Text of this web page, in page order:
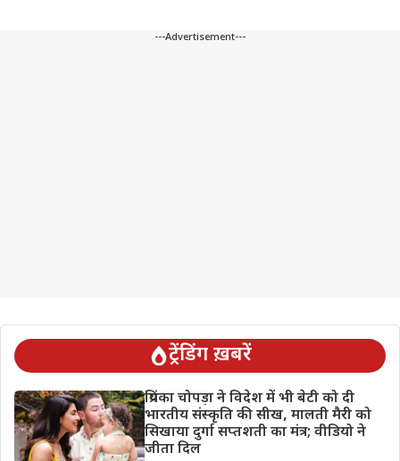
---Advertisement---
ट्रेंडिंग ख़बरें
प्रियंका चोपड़ा ने विदेश में भी बेटी को दी
भारतीय संस्कृति की सीख, मालती मैरी को
सिखाया दुर्गा सप्तशती का मंत्र; वीडियो ने
जीता दिल